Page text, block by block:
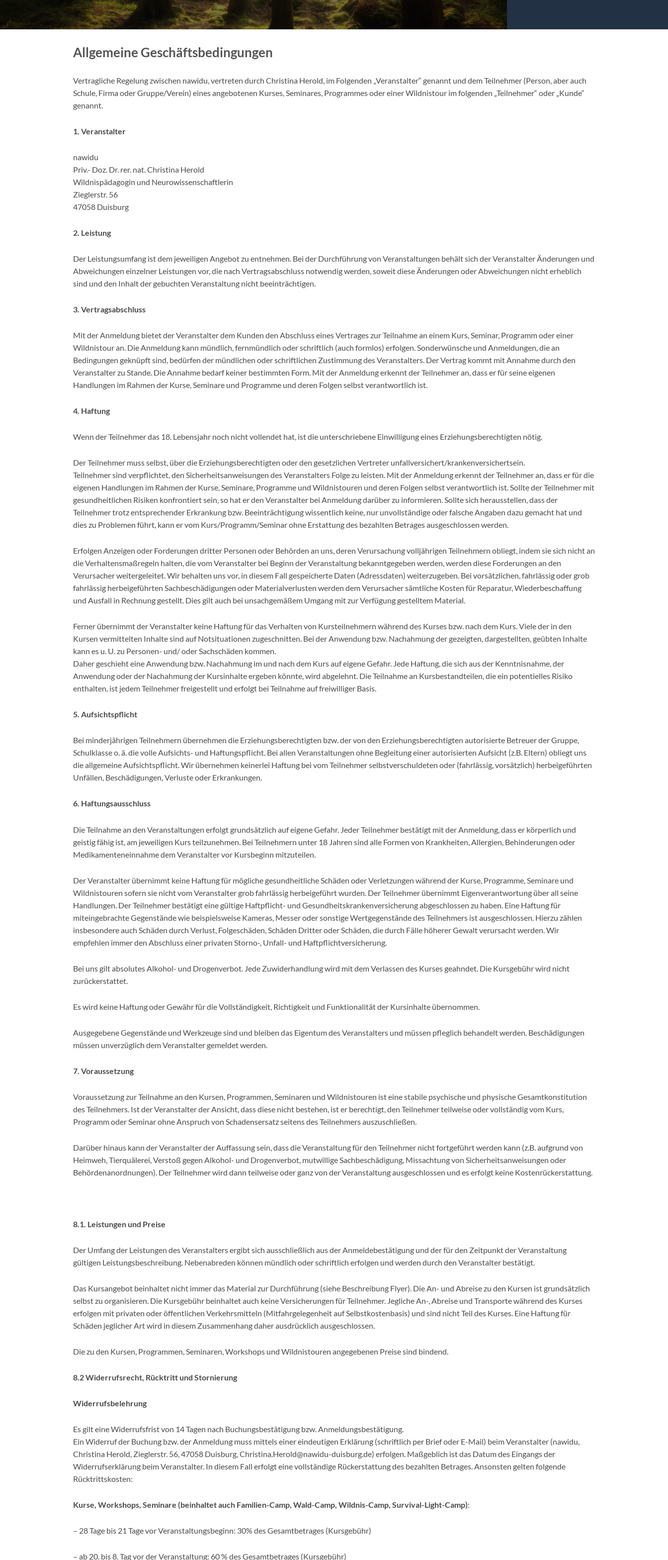
Allgemeine Geschäftsbedingungen
Vertragliche Regelung zwischen nawidu, vertreten durch Christina Herold, im Folgenden „Veranstalter“ genannt und dem Teilnehmer (Person, aber auch
Schule, Firma oder Gruppe/Verein) eines angebotenen Kurses, Seminares, Programmes oder einer Wildnistour im folgenden „Teilnehmer“ oder „Kunde“
genannt.
1. Veranstalter
nawidu
Priv.- Doz. Dr. rer. nat. Christina Herold
Wildnispädagogin und Neurowissenschaftlerin
Zieglerstr. 56
47058 Duisburg
2. Leistung
Der Leistungsumfang ist dem jeweiligen Angebot zu entnehmen. Bei der Durchführung von Veranstaltungen behält sich der Veranstalter Änderungen und
Abweichungen einzelner Leistungen vor, die nach Vertragsabschluss notwendig werden, soweit diese Änderungen oder Abweichungen nicht erheblich
sind und den Inhalt der gebuchten Veranstaltung nicht beeinträchtigen.
3. Vertragsabschluss
Mit der Anmeldung bietet der Veranstalter dem Kunden den Abschluss eines Vertrages zur Teilnahme an einem Kurs, Seminar, Programm oder einer
Wildnistour an. Die Anmeldung kann mündlich, fernmündlich oder schriftlich (auch formlos) erfolgen. Sonderwünsche und Anmeldungen, die an
Bedingungen geknüpft sind, bedürfen der mündlichen oder schriftlichen Zustimmung des Veranstalters. Der Vertrag kommt mit Annahme durch den
Veranstalter zu Stande. Die Annahme bedarf keiner bestimmten Form. Mit der Anmeldung erkennt der Teilnehmer an, dass er für seine eigenen
Handlungen im Rahmen der Kurse, Seminare und Programme und deren Folgen selbst verantwortlich ist.
4. Haftung
Wenn der Teilnehmer das 18. Lebensjahr noch nicht vollendet hat, ist die unterschriebene Einwilligung eines Erziehungsberechtigten nötig.
Der Teilnehmer muss selbst, über die Erziehungsberechtigten oder den gesetzlichen Vertreter unfallversichert/krankenversichertsein.
Teilnehmer sind verpflichtet, den Sicherheitsanweisungen des Veranstalters Folge zu leisten. Mit der Anmeldung erkennt der Teilnehmer an, dass er für die
eigenen Handlungen im Rahmen der Kurse, Seminare, Programme und Wildnistouren und deren Folgen selbst verantwortlich ist. Sollte der Teilnehmer mit
gesundheitlichen Risiken konfrontiert sein, so hat er den Veranstalter bei Anmeldung darüber zu informieren. Sollte sich herausstellen, dass der
Teilnehmer trotz entsprechender Erkrankung bzw. Beeinträchtigung wissentlich keine, nur unvollständige oder falsche Angaben dazu gemacht hat und
dies zu Problemen führt, kann er vom Kurs/Programm/Seminar ohne Erstattung des bezahlten Betrages ausgeschlossen werden.
Erfolgen Anzeigen oder Forderungen dritter Personen oder Behörden an uns, deren Verursachung volljährigen Teilnehmern obliegt, indem sie sich nicht an
die Verhaltensmaßregeln halten, die vom Veranstalter bei Beginn der Veranstaltung bekanntgegeben werden, werden diese Forderungen an den
Verursacher weitergeleitet. Wir behalten uns vor, in diesem Fall gespeicherte Daten (Adressdaten) weiterzugeben. Bei vorsätzlichen, fahrlässig oder grob
fahrlässig herbeigeführten Sachbeschädigungen oder Materialverlusten werden dem Verursacher sämtliche Kosten für Reparatur, Wiederbeschaffung
und Ausfall in Rechnung gestellt. Dies gilt auch bei unsachgemäßem Umgang mit zur Verfügung gestelltem Material.
Ferner übernimmt der Veranstalter keine Haftung für das Verhalten von Kursteilnehmern während des Kurses bzw. nach dem Kurs. Viele der in den
Kursen vermittelten Inhalte sind auf Notsituationen zugeschnitten. Bei der Anwendung bzw. Nachahmung der gezeigten, dargestellten, geübten Inhalte
kann es u. U. zu Personen- und/ oder Sachschäden kommen.
Daher geschieht eine Anwendung bzw. Nachahmung im und nach dem Kurs auf eigene Gefahr. Jede Haftung, die sich aus der Kenntnisnahme, der
Anwendung oder der Nachahmung der Kursinhalte ergeben könnte, wird abgelehnt. Die Teilnahme an Kursbestandteilen, die ein potentielles Risiko
enthalten, ist jedem Teilnehmer freigestellt und erfolgt bei Teilnahme auf freiwilliger Basis.
5. Aufsichtspflicht
Bei minderjährigen Teilnehmern übernehmen die Erziehungsberechtigten bzw. der von den Erziehungsberechtigten autorisierte Betreuer der Gruppe,
Schulklasse o. ä. die volle Aufsichts- und Haftungspflicht. Bei allen Veranstaltungen ohne Begleitung einer autorisierten Aufsicht (z.B. Eltern) obliegt uns
die allgemeine Aufsichtspflicht. Wir übernehmen keinerlei Haftung bei vom Teilnehmer selbstverschuldeten oder (fahrlässig, vorsätzlich) herbeigeführten
Unfällen, Beschädigungen, Verluste oder Erkrankungen.
6. Haftungsausschluss
Die Teilnahme an den Veranstaltungen erfolgt grundsätzlich auf eigene Gefahr. Jeder Teilnehmer bestätigt mit der Anmeldung, dass er körperlich und
geistig fähig ist, am jeweiligen Kurs teilzunehmen. Bei Teilnehmern unter 18 Jahren sind alle Formen von Krankheiten, Allergien, Behinderungen oder
Medikamenteneinnahme dem Veranstalter vor Kursbeginn mitzuteilen.
Der Veranstalter übernimmt keine Haftung für mögliche gesundheitliche Schäden oder Verletzungen während der Kurse, Programme, Seminare und
Wildnistouren sofern sie nicht vom Veranstalter grob fahrlässig herbeigeführt wurden. Der Teilnehmer übernimmt Eigenverantwortung über all seine
Handlungen. Der Teilnehmer bestätigt eine gültige Haftpflicht- und Gesundheitskrankenversicherung abgeschlossen zu haben. Eine Haftung für
miteingebrachte Gegenstände wie beispielsweise Kameras, Messer oder sonstige Wertgegenstände des Teilnehmers ist ausgeschlossen. Hierzu zählen
insbesondere auch Schäden durch Verlust, Folgeschäden, Schäden Dritter oder Schäden, die durch Fälle höherer Gewalt verursacht werden. Wir
empfehlen immer den Abschluss einer privaten Storno-, Unfall- und Haftpflichtversicherung.
Bei uns gilt absolutes Alkohol- und Drogenverbot. Jede Zuwiderhandlung wird mit dem Verlassen des Kurses geahndet. Die Kursgebühr wird nicht
zurückerstattet.
Es wird keine Haftung oder Gewähr für die Vollständigkeit, Richtigkeit und Funktionalität der Kursinhalte übernommen.
Ausgegebene Gegenstände und Werkzeuge sind und bleiben das Eigentum des Veranstalters und müssen pfleglich behandelt werden. Beschädigungen
müssen unverzüglich dem Veranstalter gemeldet werden.
7. Voraussetzung
Voraussetzung zur Teilnahme an den Kursen, Programmen, Seminaren und Wildnistouren ist eine stabile psychische und physische Gesamtkonstitution
des Teilnehmers. Ist der Veranstalter der Ansicht, dass diese nicht bestehen, ist er berechtigt, den Teilnehmer teilweise oder vollständig vom Kurs,
Programm oder Seminar ohne Anspruch von Schadensersatz seitens des Teilnehmers auszuschließen.
Darüber hinaus kann der Veranstalter der Auffassung sein, dass die Veranstaltung für den Teilnehmer nicht fortgeführt werden kann (z.B. aufgrund von
Heimweh, Tierquälerei, Verstoß gegen Alkohol- und Drogenverbot, mutwillige Sachbeschädigung, Missachtung von Sicherheitsanweisungen oder
Behördenanordnungen). Der Teilnehmer wird dann teilweise oder ganz von der Veranstaltung ausgeschlossen und es erfolgt keine Kostenrückerstattung.
8.1. Leistungen und Preise
Der Umfang der Leistungen des Veranstalters ergibt sich ausschließlich aus der Anmeldebestätigung und der für den Zeitpunkt der Veranstaltung
gültigen Leistungsbeschreibung. Nebenabreden können mündlich oder schriftlich erfolgen und werden durch den Veranstalter bestätigt.
Das Kursangebot beinhaltet nicht immer das Material zur Durchführung (siehe Beschreibung Flyer). Die An- und Abreise zu den Kursen ist grundsätzlich
selbst zu organisieren. Die Kursgebühr beinhaltet auch keine Versicherungen für Teilnehmer. Jegliche An-, Abreise und Transporte während des Kurses
erfolgen mit privaten oder öffentlichen Verkehrsmitteln (Mitfahrgelegenheit auf Selbstkostenbasis) und sind nicht Teil des Kurses. Eine Haftung für
Schäden jeglicher Art wird in diesem Zusammenhang daher ausdrücklich ausgeschlossen.
Die zu den Kursen, Programmen, Seminaren, Workshops und Wildnistouren angegebenen Preise sind bindend.
8.2 Widerrufsrecht, Rücktritt und Stornierung
Widerrufsbelehrung
Es gilt eine Widerrufsfrist von 14 Tagen nach Buchungsbestätigung bzw. Anmeldungsbestätigung.
Ein Widerruf der Buchung bzw. der Anmeldung muss mittels einer eindeutigen Erklärung (schriftlich per Brief oder E-Mail) beim Veranstalter (nawidu,
Christina Herold, Zieglerstr. 56, 47058 Duisburg, Christina.Herold@nawidu-duisburg.de) erfolgen. Maßgeblich ist das Datum des Eingangs der
Widerrufserklärung beim Veranstalter. In diesem Fall erfolgt eine vollständige Rückerstattung des bezahlten Betrages. Ansonsten gelten folgende
Rücktrittskosten:
Kurse, Workshops, Seminare (beinhaltet auch Familien-Camp, Wald-Camp, Wildnis-Camp, Survival-Light-Camp):
– 28 Tage bis 21 Tage vor Veranstaltungsbeginn: 30% des Gesamtbetrages (Kursgebühr)
– ab 20. bis 8. Tag vor der Veranstaltung: 60 % des Gesamtbetrages (Kursgebühr)